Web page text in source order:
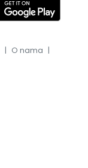
| O nama |